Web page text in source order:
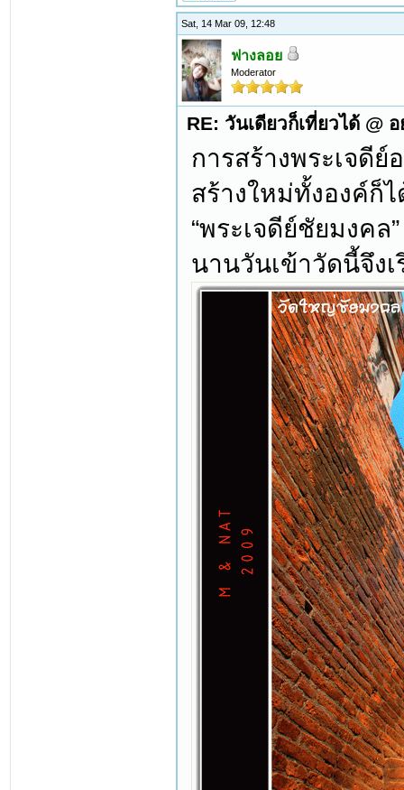
Sat, 14 Mar 09, 12:48
ฟางลอย
Moderator
RE: วันเดียวก็เที่ยวได้ @
การสร้างพระเจดีย์
สร้างใหม่ทั้งองค์ก็
“พระเจดีย์ชัยมงคล
นานวันเข้าวัดนี้จึง